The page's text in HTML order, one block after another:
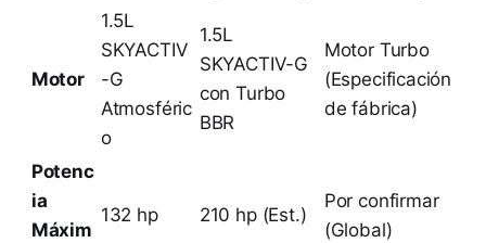
Motor
1.5L
SKYACTIV
-G
Atmosféric
o
1.5L
SKYACTIV-G
con Turbo
BBR
Motor Turbo
(Especificación
de fábrica)
Potenc
ia
Máxim
132 hp 210 hp (Est.)
Por confirmar
(Global)